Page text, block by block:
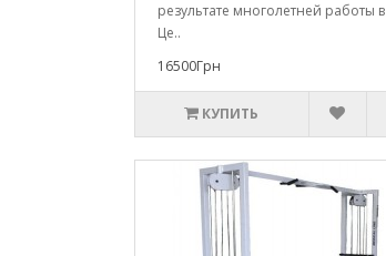
результате многолетней работы в
Це..
16500Грн
КУПИТЬ